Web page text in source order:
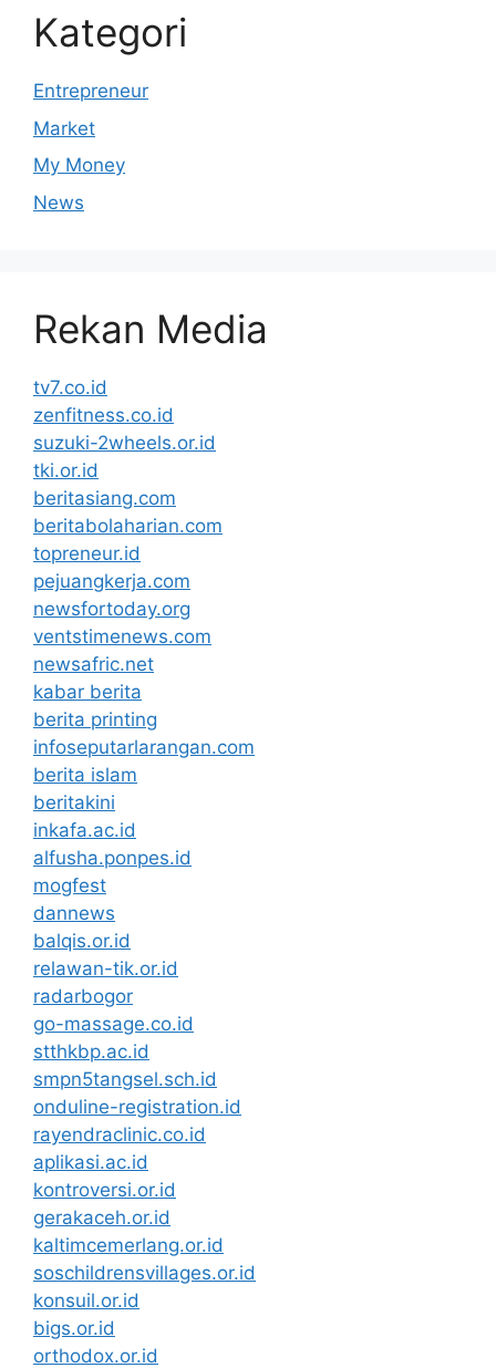
Kategori
Entrepreneur
Market
My Money
News
Rekan Media
tv7.co.id
zenfitness.co.id
suzuki-2wheels.or.id
tki.or.id
beritasiang.com
beritabolaharian.com
topreneur.id
pejuangkerja.com
newsfortoday.org
ventstimenews.com
newsafric.net
kabar berita
berita printing
infoseputarlarangan.com
berita islam
beritakini
inkafa.ac.id
alfusha.ponpes.id
mogfest
dannews
balqis.or.id
relawan-tik.or.id
radarbogor
go-massage.co.id
stthkbp.ac.id
smpn5tangsel.sch.id
onduline-registration.id
rayendraclinic.co.id
aplikasi.ac.id
kontroversi.or.id
gerakaceh.or.id
kaltimcemerlang.or.id
soschildrensvillages.or.id
konsuil.or.id
bigs.or.id
orthodox.or.id